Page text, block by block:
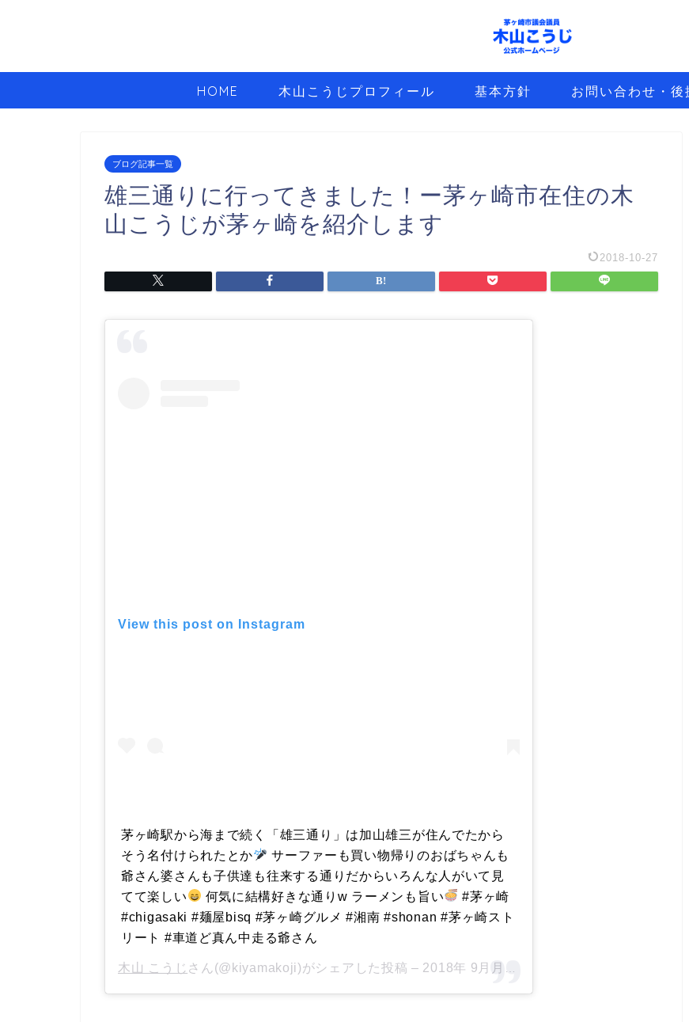
HOME 木山こうじプロフィール 基本方針 お問い合わせ・後
ブログ記事一覧
雄三通りに行ってきました！ー茅ヶ崎市在住の木
山こうじが茅ヶ崎を紹介します
2018-10-27
View this post on Instagram
茅ヶ崎駅から海まで続く「雄三通り」は加山雄三が住んでたから
そう名付けられたとか
サーファーも買い物帰りのおばちゃんも
爺さん婆さんも子供達も往来する通りだからいろんな人がいて見
てて楽しい
何気に結構好きな通りw ラーメンも旨い
#茅ヶ崎
#chigasaki #麺屋bisq #茅ヶ崎グルメ #湘南 #shonan #茅ヶ崎スト
リート #車道ど真ん中走る爺さん
木山 こうじ さん(@kiyamakoji)がシェアした投稿 – 2018年 9月月7日午前4時21分PDT